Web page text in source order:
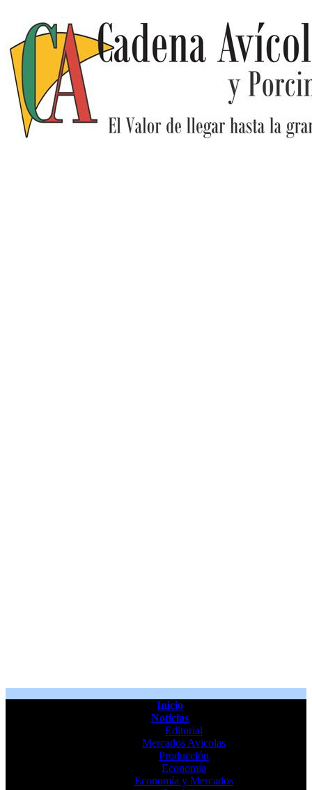
contenido
Inicio
Noticias
Editorial
Mercados Avicolas
Producción
Economia
Economía y Mercados